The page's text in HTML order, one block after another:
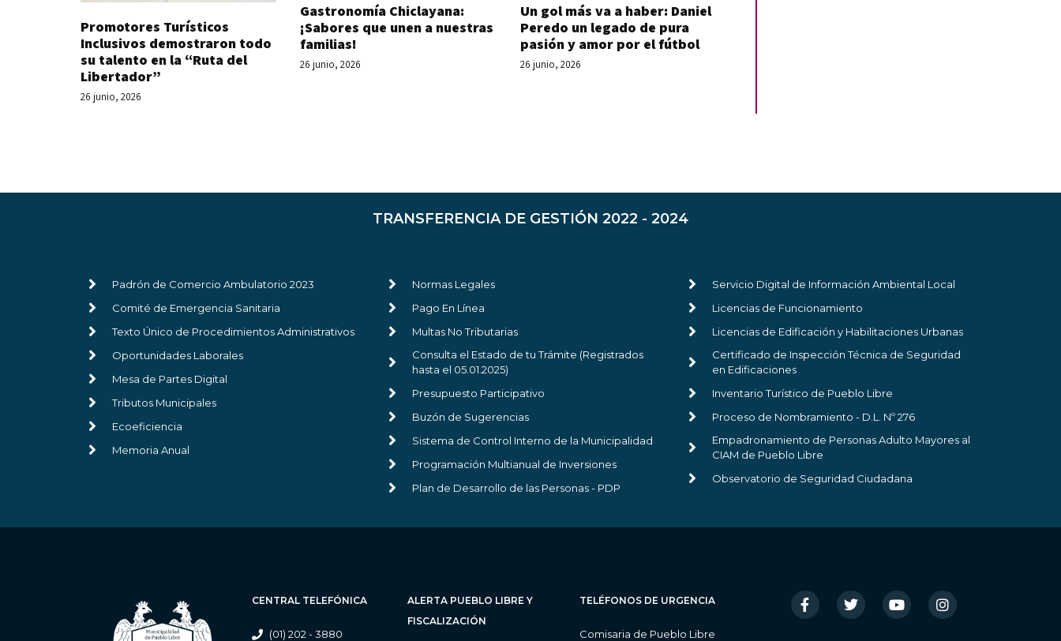
Promotores Turísticos
Inclusivos demostraron todo
su talento en la “Ruta del
Libertador”
26 junio, 2026
Gastronomía Chiclayana:
¡Sabores que unen a nuestras
familias!
26 junio, 2026
Un gol más va a haber: Daniel
Peredo un legado de pura
pasión y amor por el fútbol
26 junio, 2026
TRANSFERENCIA DE GESTIÓN 2022 - 2024
Padrón de Comercio Ambulatorio 2023
Comité de Emergencia Sanitaria
Texto Único de Procedimientos Administrativos
Oportunidades Laborales
Mesa de Partes Digital
Tributos Municipales
Ecoeficiencia
Memoria Anual
Normas Legales
Pago En Línea
Multas No Tributarias
Consulta el Estado de tu Trámite (Registrados
hasta el 05.01.2025)
Presupuesto Participativo
Buzón de Sugerencias
Sistema de Control Interno de la Municipalidad
Programación Multianual de Inversiones
Plan de Desarrollo de las Personas - PDP
Servicio Digital de Información Ambiental Local
Licencias de Funcionamiento
Licencias de Edificación y Habilitaciones Urbanas
Certificado de Inspección Técnica de Seguridad
en Edificaciones
Inventario Turístico de Pueblo Libre
Proceso de Nombramiento - D.L. Nº 276
Empadronamiento de Personas Adulto Mayores al
CIAM de Pueblo Libre
Observatorio de Seguridad Ciudadana
CENTRAL TELEFÓNICA
(01) 202 - 3880
ALERTA PUEBLO LIBRE Y
FISCALIZACIÓN
TELÉFONOS DE URGENCIA
Comisaria de Pueblo Libre